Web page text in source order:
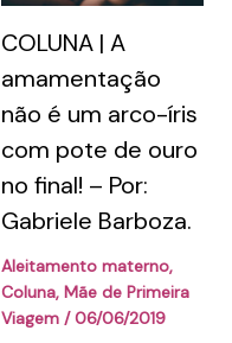
COLUNA | A
amamentação
não é um arco-íris
com pote de ouro
no final! – Por:
Gabriele Barboza.
Aleitamento materno,
Coluna, Mãe de Primeira
Viagem/06/06/2019